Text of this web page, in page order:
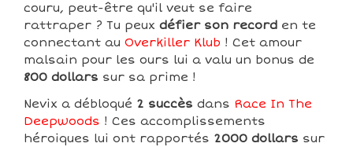
couru, peut-être qu'il veut se faire
rattraper ? Tu peux défier son record en te
connectant au Overkiller Klub ! Cet amour
malsain pour les ours lui a valu un bonus de
800 dollars sur sa prime !
Nevix a débloqué 2 succès dans Race In The
Deepwoods ! Ces accomplissements
héroiques lui ont rapportés 2000 dollars sur